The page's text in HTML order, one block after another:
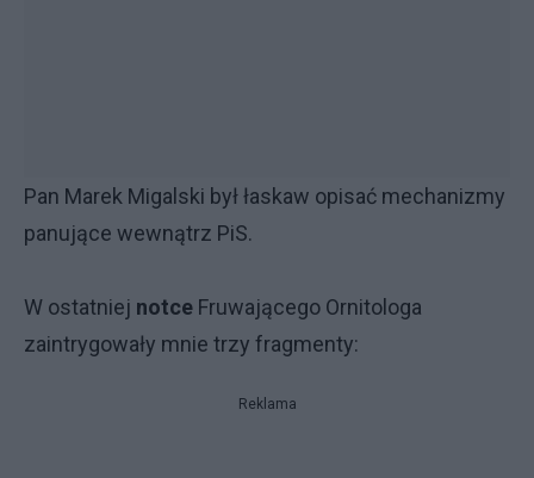
Pan Marek Migalski był łaskaw opisać mechanizmy
panujące wewnątrz PiS.
W ostatniej notce Fruwającego Ornitologa
zaintrygowały mnie trzy fragmenty:
Reklama